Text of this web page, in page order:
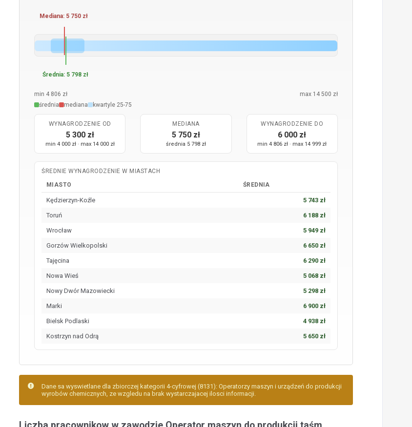
Mediana: 5 750 zł
Średnia: 5 798 zł
min 4 806 zł
max 14 500 zł
średnia
mediana kwartyle 25-75
WYNAGRODZENIE OD
5 300 zł
min 4 000 zł · max 14 000 zł
MEDIANA
5 750 zł
średnia 5 798 zł
WYNAGRODZENIE DO
6 000 zł
min 4 806 zł · max 14 999 zł
ŚREDNIE WYNAGRODZENIE W MIASTACH
MIASTO
ŚREDNIA
Kędzierzyn-Koźle 5 743 zł
Toruń 6 188 zł
Wrocław 5 949 zł
Gorzów Wielkopolski 6 650 zł
Tajęcina 6 290 zł
Nowa Wieś 5 068 zł
Nowy Dwór Mazowiecki 5 298 zł
Marki 6 900 zł
Bielsk Podlaski 4 938 zł
Kostrzyn nad Odrą 5 650 zł
Dane sa wyswietlane dla zbiorczej kategorii 4-cyfrowej (8131): Operatorzy maszyn i urządzeń do produkcji
wyrobów chemicznych, ze wzgledu na brak wystarczajacej ilosci informacji.